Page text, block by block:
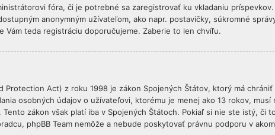
fóra, či je potrebné sa zaregistrovať ku vkladaniu
anonymným užívateľom, ako napr. postavičky, súkromné
Vám teda registráciu doporučujeme. Zaberie to len chvíľu.
Protection Act) z roku 1998 je zákon Spojených Štátov, ktorý má
osobných údajov o užívateľovi, ktorému je menej ako 13 rokov, musí
zákon však platí iba v Spojených Štátoch. Pokiaľ si nie ste istý, či
phpBB Team nemôže a nebude poskytovať právnu podporu v